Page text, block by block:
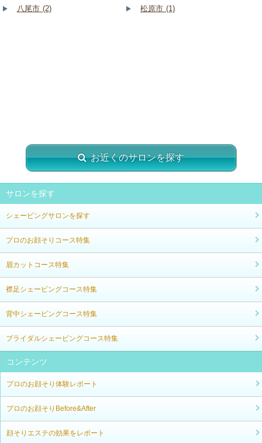
八尾市 (2) 松原市 (1)
お近くのサロンを探す
サロンを探す
シェービングサロンを探す
プロのお顔そりコース特集
眉カットコース特集
襟足シェービングコース特集
背中シェービングコース特集
ブライダルシェービングコース特集
コンテンツ
プロのお顔そり体験レポート
プロのお顔そりBefore&After
顔そりエステの効果をレポート